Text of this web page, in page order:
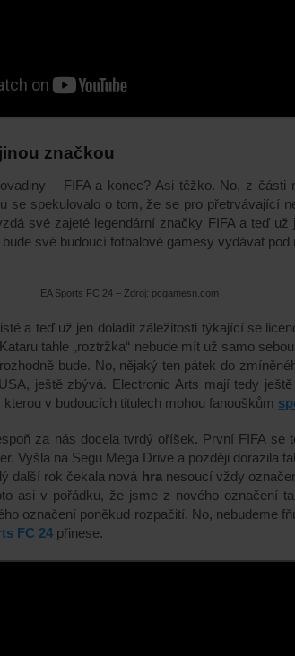
značkou
– FIFA a konec? Asi těžko. No, z části
se spekulovalo o tom, že se pro přetrvávající
své zajeté legendární značky FIFA a teď už
své budoucí fotbalové gamesy vydávat
EA Sports FC 24 – Zdroj: pcgamesn.com
a teď už jen doladit záležitosti týkající se
tahle „roztržka“ nebude mít už samo
bude. No, nějaký ten pátek do
A, ještě zbývá. Electronic Arts mají tedy
v budoucích titulech mohou fanouškům
za nás docela tvrdý oříšek. První FIFA se
Vyšla na Segu Mega Drive a později dorazila
další rok čekala nová hranesoucí vždy
asi v pořádku, že jsme z nového označení
označení poněkud rozpačití. No, nebudeme
FC 24 přinese.